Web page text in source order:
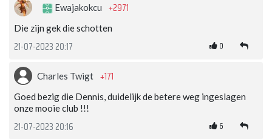
Ewajakokcu +2971
Die zijn gek die schotten
21-07-2023 20:17 0
Charles Twigt +171
Goed bezig die Dennis, duidelijk de betere weg ingeslagen
onze mooie club !!!
21-07-2023 20:16 6